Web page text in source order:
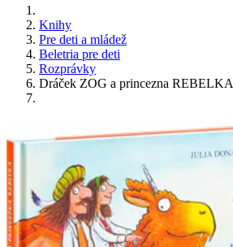
Knihy
Pre deti a mládež
Beletria pre deti
Rozprávky
Dráček ZOG a princezna REBELKA